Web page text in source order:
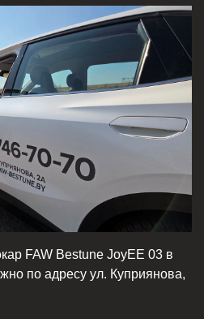
FAW Bestune JoyEE 03 в
по адресу ул. Куприянова,